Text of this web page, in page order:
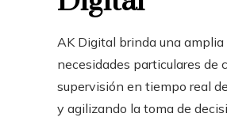
AK Digital brinda una amplia
necesidades particulares de
supervisión en tiempo real
y agilizando la toma de